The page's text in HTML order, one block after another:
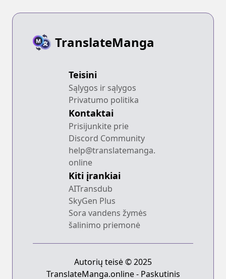
TranslateManga
Teisini
Sąlygos ir sąlygos
Privatumo politika
Kontaktai
Prisijunkite prie
Discord Community
help@translatemanga.
online
Kiti įrankiai
AITransdub
SkyGen Plus
Sora vandens žymės
šalinimo priemonė
Autorių teisė © 2025
TranslateManga.online - Paskutinis